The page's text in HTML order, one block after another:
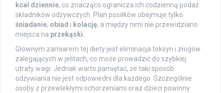
kcal dziennie, co znacząco ogranicza ich codzienną podaż
składników odżywczych. Plan posiłków obejmuje tylko
śniadanie, obiad i kolację, a między nimi nie przewidziano
miejsca na przekąski
Głównym zamiarem tej diety jest eliminacja toksyn i złogów
zalegających w jelitach, co może prowadzić do szybkiej
utraty wagi. Jednak warto pamiętać, że taki sposób
odżywiania nie jest odpowiedni dla każdego. Szczególnie
osoby z przewlekłymi schorzeniami oraz dzieci powinny